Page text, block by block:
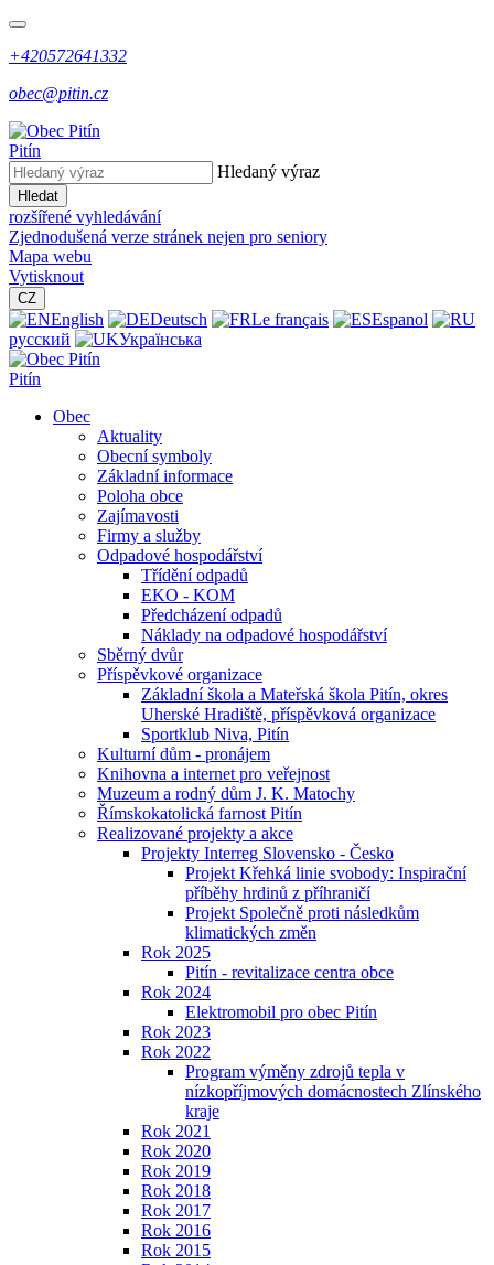
+420572641332
obec@pitin.cz
Pitín
Hledaný výraz
Hledat
rozšířené vyhledávání
Zjednodušená verze stránek nejen pro seniory
Mapa webu
Vytisknout
CZ
English Deutsch Le français
Espanol
русский
Українська
Pitín
Obec
Aktuality
Obecní symboly
Základní informace
Poloha obce
Zajímavosti
Firmy a služby
Odpadové hospodářství
Třídění odpadů
EKO - KOM
Předcházení odpadů
Náklady na odpadové hospodářství
Sběrný dvůr
Příspěvkové organizace
Základní škola a Mateřská škola Pitín, okres
Uherské Hradiště, příspěvková organizace
Sportklub Niva, Pitín
Kulturní dům - pronájem
Knihovna a internet pro veřejnost
Muzeum a rodný dům J. K. Matochy
Římskokatolická farnost Pitín
Realizované projekty a akce
Projekty Interreg Slovensko - Česko
Projekt Křehká linie svobody: Inspirační
příběhy hrdinů z příhraničí
Projekt Společně proti následkům
klimatických změn
Rok 2025
Pitín - revitalizace centra obce
Rok 2024
Elektromobil pro obec Pitín
Rok 2023
Rok 2022
Program výměny zdrojů tepla v
nízkopříjmových domácnostech Zlínského
kraje
Rok 2021
Rok 2020
Rok 2019
Rok 2018
Rok 2017
Rok 2016
Rok 2015